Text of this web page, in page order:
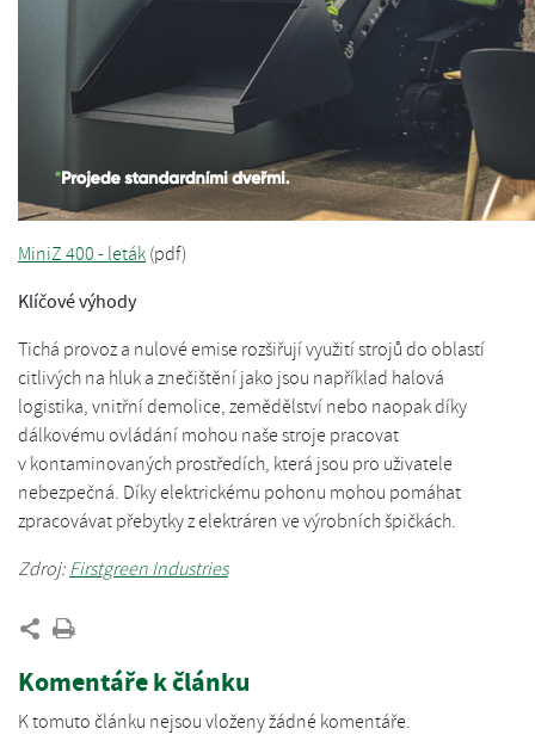
MiniZ 400 - leták (pdf)
Klíčové výhody
Tichá provoz a nulové emise rozšiřují využití strojů do oblastí
citlivých na hluk a znečištění jako jsou například halová
logistika, vnitřní demolice, zemědělství nebo naopak díky
dálkovému ovládání mohou naše stroje pracovat
v kontaminovaných prostředích, která jsou pro uživatele
nebezpečná. Díky elektrickému pohonu mohou pomáhat
zpracovávat přebytky z elektráren ve výrobních špičkách.
Zdroj: Firstgreen Industries
Komentáře k článku
K tomuto článku nejsou vloženy žádné komentáře.